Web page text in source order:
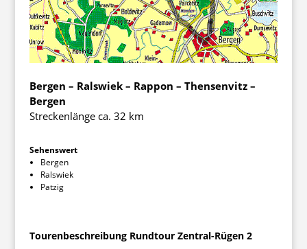
Bergen – Ralswiek – Rappon – Thensenvitz –
Bergen
Streckenlänge ca. 32 km
Sehenswert
Bergen
Ralswiek
Patzig
Tourenbeschreibung Rundtour Zentral-Rügen 2